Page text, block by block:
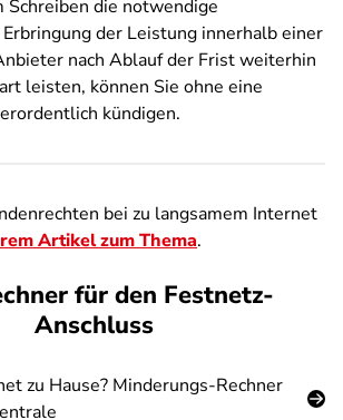
die notwendige
der Leistung innerhalb einer
nach Ablauf der Frist weiterhin
leisten, können Sie ohne eine
kündigen.
bei zu langsamem Internet
Artikel zum Thema.
für den Festnetz-
Anschluss
zu Hause? Minderungs-Rechner